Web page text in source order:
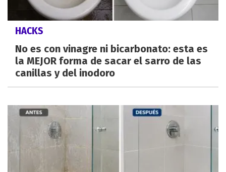
HACKS
No es con vinagre ni bicarbonato: esta es
la MEJOR forma de sacar el sarro de las
canillas y del inodoro